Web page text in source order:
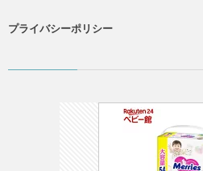
プライバシーポリシー